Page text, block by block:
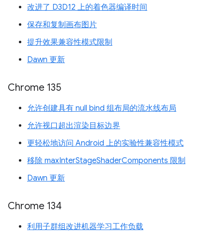
改进了 D3D12 上的着色器编译时间
保存和复制画布图片
提升效果兼容性模式限制
Dawn 更新
Chrome 135
允许创建具有 null bind 组布局的流水线布局
允许视口超出渲染目标边界
更轻松地访问 Android 上的实验性兼容性模式
移除 maxInterStageShaderComponents 限制
Dawn 更新
Chrome 134
利用子群组改进机器学习工作负载